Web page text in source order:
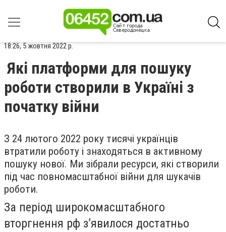
18:26, 5 жовтня 2022 р.
Які платформи для пошуку
роботи створили в Україні з
початку війни
З 24 лютого 2022 року тисячі українців
втратили роботу і знаходяться в активному
пошуку нової. Ми зібрали ресурси, які створили
під час повномасштабної війни для шукачів
роботи.
За період широкомасштабного
вторгнення рф з’явилося достатньо